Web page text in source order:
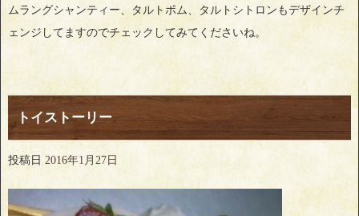
ムラングシャンティー、タルトポム、タルトシトロンもデザインチ
ェンジしてますのでチェックしてみてくださいね。
トイストーリー
投稿日 2016年1月27日